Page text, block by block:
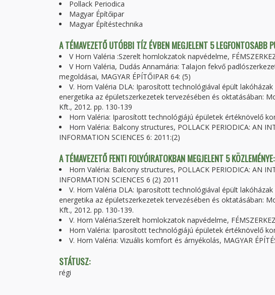
Pollack Periodica
Magyar Építőipar
Magyar Építéstechnika
A TÉMAVEZETŐ UTÓBBI TÍZ ÉVBEN MEGJELENT 5 LEGFONTOSABB
V Horn Valéria :Szerelt homlokzatok napvédelme,
V Horn Valéria, Dudás Annamária: Talajon fekvő
megoldásai, MAGYAR ÉPÍTŐIPAR 64: (5)
V. Horn Valéria DLA: Iparosított technológiával épült
energetika az épületszerkezetek tervezésében és oktatásában:
Kft., 2012. pp. 130-139
Horn Valéria: Iparosított technológiájú épületek értéknövelő
Horn Valéria: Balcony structures, POLLACK PERIODICA: AN
INFORMATION SCIENCES 6: 2011:(2)
A TÉMAVEZETŐ FENTI FOLYÓIRATOKBAN MEGJELENT 5 KÖZLEMÉNYE:
Horn Valéria: Balcony structures, POLLACK PERIODICA: AN
INFORMATION SCIENCES 6 (2) 2011
V. Horn Valéria DLA: Iparosított technológiával épült
energetika az épületszerkezetek tervezésében és oktatásában:
Kft., 2012. pp. 130-139.
V. Horn Valéria:Szerelt homlokzatok napvédelme,
Horn Valéria: Iparosított technológiájú épületek értéknövelő
V. Horn Valéria: Vizuális komfort és árnyékolás, MAGYAR
STÁTUSZ:
régi